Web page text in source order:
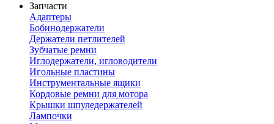
Запчасти
Адаптеры
Бобинодержатели
Держатели петлителей
Зубчатые ремни
Иглодержатели, игловодители
Игольные пластины
Инструментальные ящики
Кордовые ремни для мотора
Крышки шпуледержателей
Лампочки